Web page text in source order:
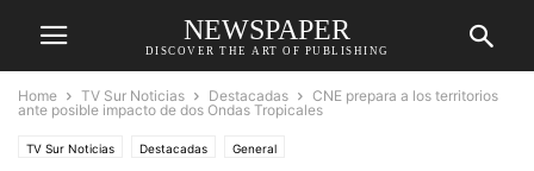
NEWSPAPER
DISCOVER THE ART OF PUBLISHING
Home TV Sur Noticias Destacadas
CNE prepara a los territorios
ante posible impacto de dos Ondas Tropicales
TV Sur Noticias Destacadas General